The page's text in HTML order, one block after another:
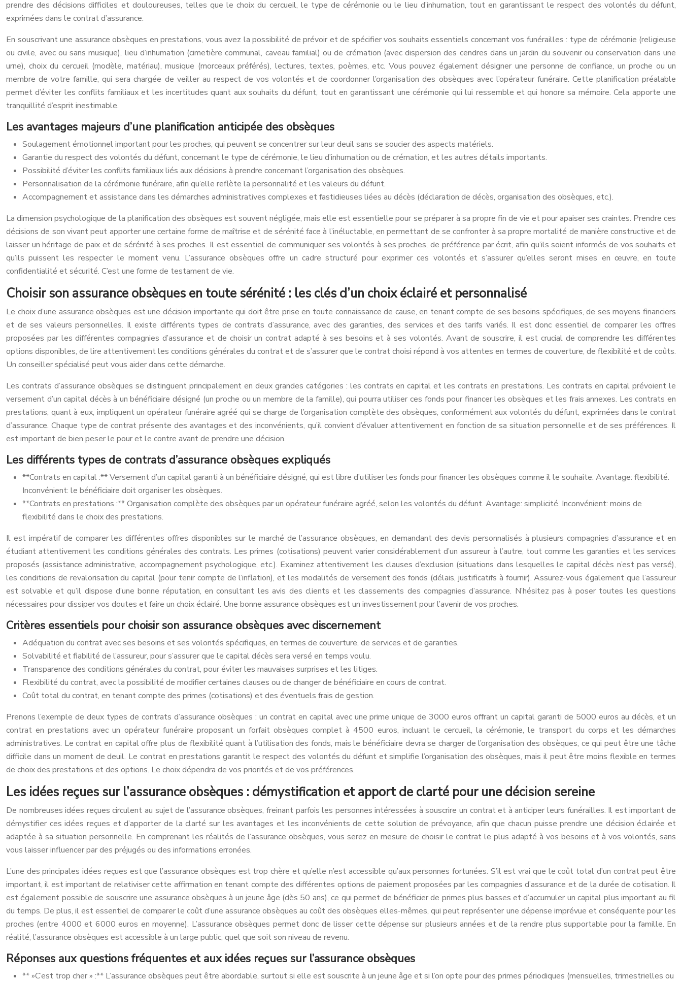
prendre des décisions difficiles et douloureuses, telles que le choix du cercueil, le type de cérémonie ou le lieu d’inhumation, tout en garantissant le respect des volontés du défunt,
exprimées dans le contrat d’assurance.
En souscrivant une assurance obsèques en prestations, vous avez la possibilité de prévoir et de spécifier vos souhaits essentiels concernant vos funérailles : type de cérémonie (religieuse
ou civile, avec ou sans musique), lieu d’inhumation (cimetière communal, caveau familial) ou de crémation (avec dispersion des cendres dans un jardin du souvenir ou conservation dans une
urne), choix du cercueil (modèle, matériau), musique (morceaux préférés), lectures, textes, poèmes, etc. Vous pouvez également désigner une personne de confiance, un proche ou un
membre de votre famille, qui sera chargée de veiller au respect de vos volontés et de coordonner l’organisation des obsèques avec l’opérateur funéraire. Cette planification préalable
permet d’éviter les conflits familiaux et les incertitudes quant aux souhaits du défunt, tout en garantissant une cérémonie qui lui ressemble et qui honore sa mémoire. Cela apporte une
tranquillité d’esprit inestimable.
Les avantages majeurs d’une planification anticipée des obsèques
Soulagement émotionnel important pour les proches, qui peuvent se concentrer sur leur deuil sans se soucier des aspects matériels.
Garantie du respect des volontés du défunt, concernant le type de cérémonie, le lieu d’inhumation ou de crémation, et les autres détails importants.
Possibilité d’éviter les conflits familiaux liés aux décisions à prendre concernant l’organisation des obsèques.
Personnalisation de la cérémonie funéraire, afin qu’elle reflète la personnalité et les valeurs du défunt.
Accompagnement et assistance dans les démarches administratives complexes et fastidieuses liées au décès (déclaration de décès, organisation des obsèques, etc.).
La dimension psychologique de la planification des obsèques est souvent négligée, mais elle est essentielle pour se préparer à sa propre fin de vie et pour apaiser ses craintes. Prendre ces
décisions de son vivant peut apporter une certaine forme de maîtrise et de sérénité face à l’inéluctable, en permettant de se confronter à sa propre mortalité de manière constructive et de
laisser un héritage de paix et de sérénité à ses proches. Il est essentiel de communiquer ses volontés à ses proches, de préférence par écrit, afin qu’ils soient informés de vos souhaits et
qu’ils puissent les respecter le moment venu. L’assurance obsèques offre un cadre structuré pour exprimer ces volontés et s’assurer qu’elles seront mises en œuvre, en toute
confidentialité et sécurité. C’est une forme de testament de vie.
Choisir son assurance obsèques en toute sérénité : les clés d’un choix éclairé et personnalisé
Le choix d’une assurance obsèques est une décision importante qui doit être prise en toute connaissance de cause, en tenant compte de ses besoins spécifiques, de ses moyens financiers
et de ses valeurs personnelles. Il existe différents types de contrats d’assurance, avec des garanties, des services et des tarifs variés. Il est donc essentiel de comparer les offres
proposées par les différentes compagnies d’assurance et de choisir un contrat adapté à ses besoins et à ses volontés. Avant de souscrire, il est crucial de comprendre les différentes
options disponibles, de lire attentivement les conditions générales du contrat et de s’assurer que le contrat choisi répond à vos attentes en termes de couverture, de flexibilité et de coûts.
Un conseiller spécialisé peut vous aider dans cette démarche.
Les contrats d’assurance obsèques se distinguent principalement en deux grandes catégories : les contrats en capital et les contrats en prestations. Les contrats en capital prévoient le
versement d’un capital décès à un bénéficiaire désigné (un proche ou un membre de la famille), qui pourra utiliser ces fonds pour financer les obsèques et les frais annexes. Les contrats en
prestations, quant à eux, impliquent un opérateur funéraire agréé qui se charge de l’organisation complète des obsèques, conformément aux volontés du défunt, exprimées dans le contrat
d’assurance. Chaque type de contrat présente des avantages et des inconvénients, qu’il convient d’évaluer attentivement en fonction de sa situation personnelle et de ses préférences. Il
est important de bien peser le pour et le contre avant de prendre une décision.
Les différents types de contrats d’assurance obsèques expliqués
**Contrats en capital :** Versement d’un capital garanti à un bénéficiaire désigné, qui est libre d’utiliser les fonds pour financer les obsèques comme il le souhaite. Avantage: flexibilité.
Inconvénient: le bénéficiaire doit organiser les obsèques.
**Contrats en prestations :** Organisation complète des obsèques par un opérateur funéraire agréé, selon les volontés du défunt. Avantage: simplicité. Inconvénient: moins de
flexibilité dans le choix des prestations.
Il est impératif de comparer les différentes offres disponibles sur le marché de l’assurance obsèques, en demandant des devis personnalisés à plusieurs compagnies d’assurance et en
étudiant attentivement les conditions générales des contrats. Les primes (cotisations) peuvent varier considérablement d’un assureur à l’autre, tout comme les garanties et les services
proposés (assistance administrative, accompagnement psychologique, etc.). Examinez attentivement les clauses d’exclusion (situations dans lesquelles le capital décès n’est pas versé),
les conditions de revalorisation du capital (pour tenir compte de l’inflation), et les modalités de versement des fonds (délais, justificatifs à fournir). Assurez-vous également que l’assureur
est solvable et qu’il dispose d’une bonne réputation, en consultant les avis des clients et les classements des compagnies d’assurance. N’hésitez pas à poser toutes les questions
nécessaires pour dissiper vos doutes et faire un choix éclairé. Une bonne assurance obsèques est un investissement pour l’avenir de vos proches.
Critères essentiels pour choisir son assurance obsèques avec discernement
Adéquation du contrat avec ses besoins et ses volontés spécifiques, en termes de couverture, de services et de garanties.
Solvabilité et fiabilité de l’assureur, pour s’assurer que le capital décès sera versé en temps voulu.
Transparence des conditions générales du contrat, pour éviter les mauvaises surprises et les litiges.
Flexibilité du contrat, avec la possibilité de modifier certaines clauses ou de changer de bénéficiaire en cours de contrat.
Coût total du contrat, en tenant compte des primes (cotisations) et des éventuels frais de gestion.
Prenons l’exemple de deux types de contrats d’assurance obsèques : un contrat en capital avec une prime unique de 3000 euros offrant un capital garanti de 5000 euros au décès, et un
contrat en prestations avec un opérateur funéraire proposant un forfait obsèques complet à 4500 euros, incluant le cercueil, la cérémonie, le transport du corps et les démarches
administratives. Le contrat en capital offre plus de flexibilité quant à l’utilisation des fonds, mais le bénéficiaire devra se charger de l’organisation des obsèques, ce qui peut être une tâche
difficile dans un moment de deuil. Le contrat en prestations garantit le respect des volontés du défunt et simplifie l’organisation des obsèques, mais il peut être moins flexible en termes
de choix des prestations et des options. Le choix dépendra de vos priorités et de vos préférences.
Les idées reçues sur l’assurance obsèques : démystification et apport de clarté pour une décision sereine
De nombreuses idées reçues circulent au sujet de l’assurance obsèques, freinant parfois les personnes intéressées à souscrire un contrat et à anticiper leurs funérailles. Il est important de
démystifier ces idées reçues et d’apporter de la clarté sur les avantages et les inconvénients de cette solution de prévoyance, afin que chacun puisse prendre une décision éclairée et
adaptée à sa situation personnelle. En comprenant les réalités de l’assurance obsèques, vous serez en mesure de choisir le contrat le plus adapté à vos besoins et à vos volontés, sans
vous laisser influencer par des préjugés ou des informations erronées.
L’une des principales idées reçues est que l’assurance obsèques est trop chère et qu’elle n’est accessible qu’aux personnes fortunées. S’il est vrai que le coût total d’un contrat peut être
important, il est important de relativiser cette affirmation en tenant compte des différentes options de paiement proposées par les compagnies d’assurance et de la durée de cotisation. Il
est également possible de souscrire une assurance obsèques à un jeune âge (dès 50 ans), ce qui permet de bénéficier de primes plus basses et d’accumuler un capital plus important au fil
du temps. De plus, il est essentiel de comparer le coût d’une assurance obsèques au coût des obsèques elles-mêmes, qui peut représenter une dépense imprévue et conséquente pour les
proches (entre 4000 et 6000 euros en moyenne). L’assurance obsèques permet donc de lisser cette dépense sur plusieurs années et de la rendre plus supportable pour la famille. En
réalité, l’assurance obsèques est accessible à un large public, quel que soit son niveau de revenu.
Réponses aux questions fréquentes et aux idées reçues sur l’assurance obsèques
** »C’est trop cher » :** L’assurance obsèques peut être abordable, surtout si elle est souscrite à un jeune âge et si l’on opte pour des primes périodiques (mensuelles, trimestrielles ou